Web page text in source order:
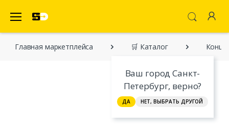
Ваш город Санкт-
Петербург, верно?
ДА НЕТ, ВЫБРАТЬ ДРУГОЙ
Главная марĸетплейса 🛒 Каталог